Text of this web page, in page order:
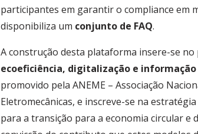
participantes em garantir o compliance em
disponibiliza um conjunto de FAQ.
A construção desta plataforma insere-se
ecoeficiência, digitalização e
promovido pela ANEME – Associação
Eletromecânicas, e inscreve-se na
para a transição para a economia circular e